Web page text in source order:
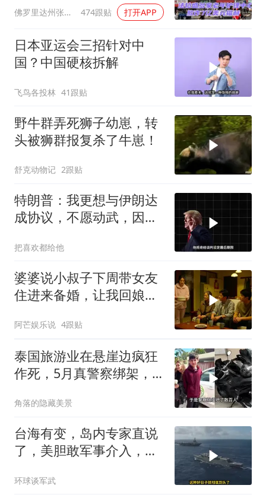
佛罗里达州张司令 474跟贴 打开APP
日本亚运会三招针对中
国？中国硬核拆解
飞鸟各投林 41跟贴
野牛群弄死狮子幼崽，转
头被狮群报复杀了牛崽！
舒克动物记 2跟贴
特朗普：我更想与伊朗达
成协议，不愿动武，因为
把喜欢都给他
婆婆说小叔子下周带女友
住进来备婚，让我回娘家
阿芒娱乐说 4跟贴
泰国旅游业在悬崖边疯狂
作死，5月真警察绑架，7
角落的隐藏美景
台海有变，岛内专家直说
了，美胆敢军事介入，战
环球谈军武